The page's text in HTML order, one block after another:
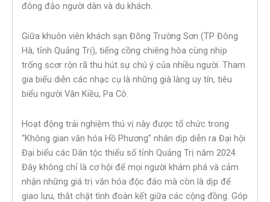
đông đảo người dân và du khách.
Giữa khuôn viên khách sạn Đông Trường Sơn (TP Đông
Hà, tỉnh Quảng Trị), tiếng cồng chiêng hòa cùng nhịp
trống scơr rộn rã thu hút sự chú ý của nhiều người. Tham
gia biểu diễn các nhạc cụ là những già làng uy tín, tiêu
biểu người Vân Kiều, Pa Cô.
Hoạt động trải nghiệm thú vị này được tổ chức trong
“Không gian văn hóa Hồ Phương” nhân dịp diễn ra Đại hội
Đại biểu các Dân tộc thiểu số tỉnh Quảng Trị năm 2024.
Đây không chỉ là cơ hội để mọi người khám phá và cảm
nhận những giá trị văn hóa độc đáo mà còn là dịp để
giao lưu, thắt chặt tình đoàn kết giữa các cộng đồng. Góp